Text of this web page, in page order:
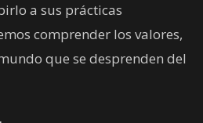
a sus prácticas
comprender los valores,
que se desprenden del